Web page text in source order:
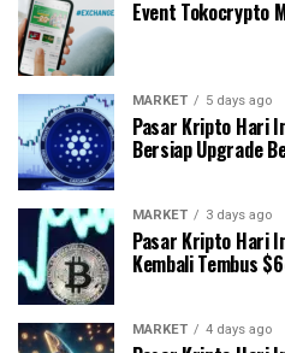
Event Tokocrypto
MARKET 5 days ago
Pasar Kripto Hari
Bersiap Upgrade
MARKET 3 days ago
Pasar Kripto Hari
Kembali Tembus
MARKET 4 days ago